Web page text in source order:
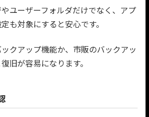
ユーザーフォルダだけでなく、アプ
も対象にすると安心です。
クアップ機能か、市販のバックアッ
旧が容易になります。